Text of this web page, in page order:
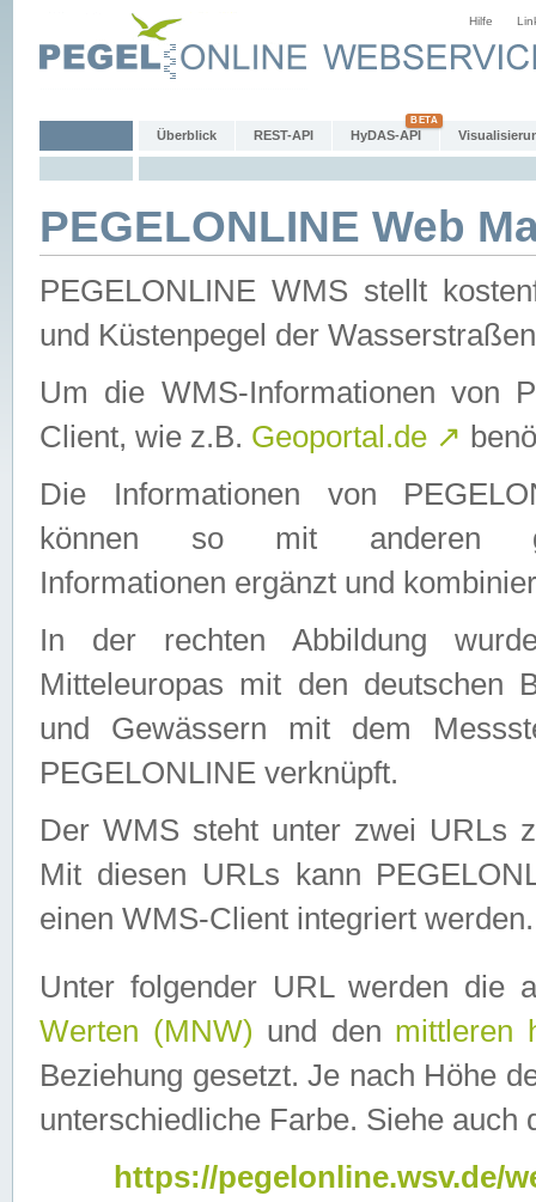
Hilfe
Überblick REST-API HyDAS-API
PEGELONLINE Web
PEGELONLINE WMS stellt
und Küstenpegel der
Um die WMS-Informationen von
Client, wie z.B. Geoportal.de ↗
Die Informationen von
können so mit anderen
Informationen ergänzt und
In der rechten Abbildung
Mitteleuropas mit den deutschen
und Gewässern mit dem
PEGELONLINE verknüpft.
Der WMS steht unter zwei URLs
Mit diesen URLs kann
einen WMS-Client integriert werden.
Unter folgender URL werden die
Werten (MNW) und den mittleren
Beziehung gesetzt. Je nach Höhe
unterschiedliche Farbe. Siehe auch
https://pegelonline.wsv.de/